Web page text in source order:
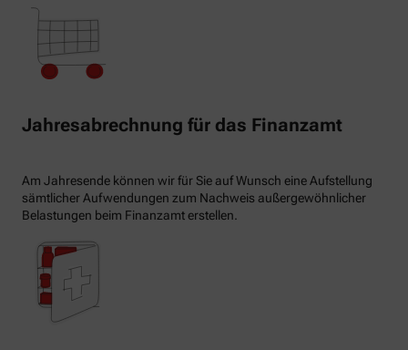
Jahresabrechnung für das Finanzamt
Am Jahresende können wir für Sie auf Wunsch eine Aufstellung
sämtlicher Aufwendungen zum Nachweis außergewöhnlicher
Belastungen beim Finanzamt erstellen.